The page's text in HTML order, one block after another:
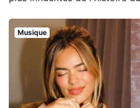
Musique